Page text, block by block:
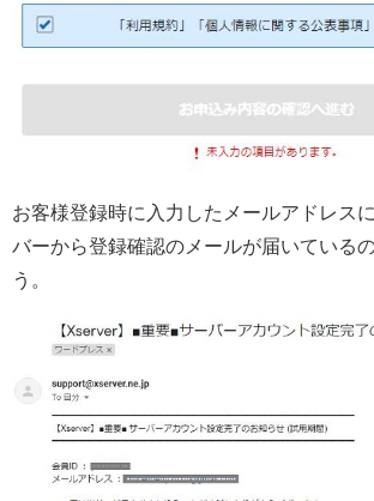
お客様登録時に入力したメールアドレス
バーから登録確認のメールが届いている
う。